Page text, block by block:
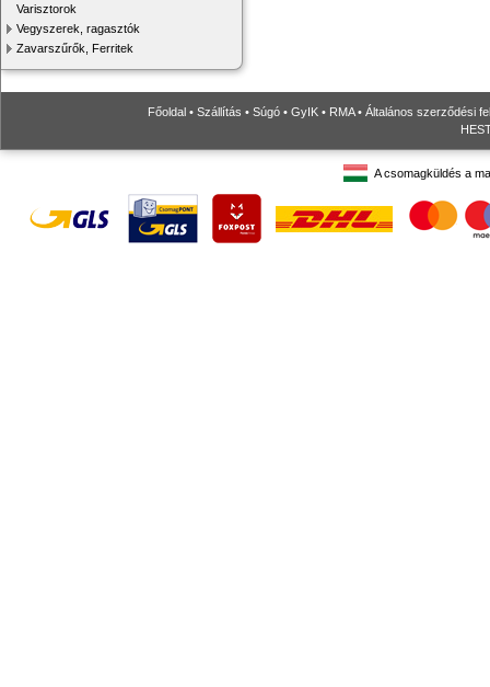
Varisztorok
Vegyszerek, ragasztók
Zavarszűrők, Ferritek
Főoldal • Szállítás • Súgó • GyIK • RMA• Általános szerződési
A csomagküldés a